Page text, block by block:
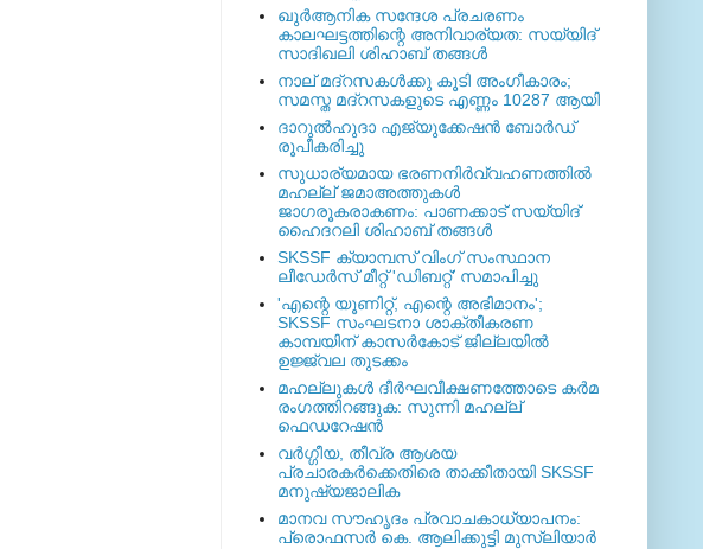
ഖുര്‍ആനിക സന്ദേശ പ്രചരണം
കാലഘട്ടത്തിന്റെ അനിവാര്യത: സയ്യിദ്
സാദിഖലി ശിഹാബ് തങ്ങള്‍
നാല് മദ്‌റസകള്‍ക്കു കൂടി അംഗീകാരം;
സമസ്ത മദ്‌റസകളുടെ എണ്ണം 10287 ആയി
ദാറുല്‍ഹുദാ എജ്യുക്കേഷന്‍ ബോര്‍ഡ്
രൂപീകരിച്ചു
സുധാര്യമായ ഭരണനിര്‍വ്വഹണത്തില്‍
മഹല്ല് ജമാഅത്തുകള്‍
ജാഗരൂകരാകണം: പാണക്കാട് സയ്യിദ്
ഹൈദറലി ശിഹാബ് തങ്ങള്‍
SKSSF ക്യാമ്പസ് വിംഗ് സംസ്ഥാന
ലീഡേർസ് മീറ്റ് 'ഡിബറ്റ്' സമാപിച്ചു
'എന്റെ യൂണിറ്റ്, എന്റെ അഭിമാനം';
SKSSF സംഘടനാ ശാക്തീകരണ
കാമ്പയിന് കാസര്‍കോട് ജില്ലയില്‍
ഉജ്ജ്വല തുടക്കം
മഹല്ലുകള്‍ ദീര്‍ഘവീക്ഷണത്തോടെ കര്‍മ
രംഗത്തിറങ്ങുക: സുന്നി മഹല്ല്
ഫെഡറേഷന്‍
വര്‍ഗ്ഗീയ, തീവ്ര ആശയ
പ്രചാരകര്‍ക്കെതിരെ താക്കീതായി SKSSF
മനുഷ്യജാലിക
മാനവ സൗഹൃദം പ്രവാചകാധ്യാപനം:
പ്രൊഫസർ കെ. ആലിക്കുട്ടി മുസ്ലിയാർ